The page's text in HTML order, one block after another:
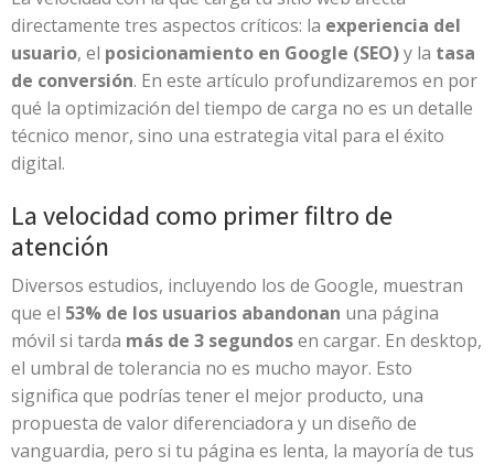
directamente tres aspectos críticos: la experiencia del
usuario, el posicionamiento en Google (SEO)y la tasa
de conversión. En este artículo profundizaremos en por
qué la optimización del tiempo de carga no es un detalle
técnico menor, sino una estrategia vital para el éxito
digital.
La velocidad como primer filtro de
atención
Diversos estudios, incluyendo los de Google, muestran
que el 53% de los usuarios abandonan una página
móvil si tarda más de 3 segundosen cargar. En desktop,
el umbral de tolerancia no es mucho mayor. Esto
significa que podrías tener el mejor producto, una
propuesta de valor diferenciadora y un diseño de
vanguardia, pero si tu página es lenta, la mayoría de tus